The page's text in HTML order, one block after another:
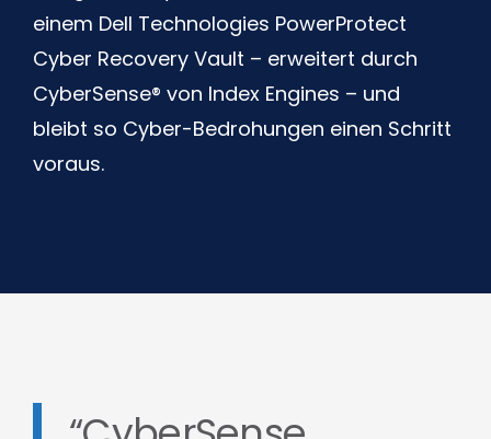
einem Dell Technologies PowerProtect
Cyber Recovery Vault – erweitert durch
CyberSense® von Index Engines – und
bleibt so Cyber-Bedrohungen einen Schritt
voraus.